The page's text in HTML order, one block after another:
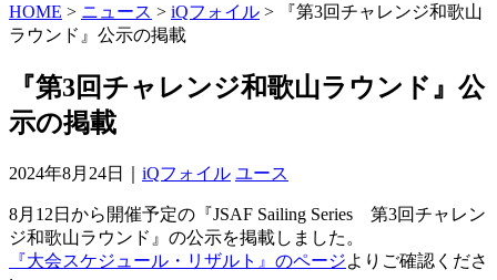
HOME > ニュース > iQフォイル >
『第3回チャレンジ和歌山
ラウンド』公示の掲載
『第3回チャレンジ和歌山ラウンド』公
示の掲載
2024年8月24日｜ iQフォイル ユース
8月12日から開催予定の『JSAF Sailing Series 第3回チャレン
ジ和歌山ラウンド』の公示を掲載しました。
『大会スケジュール・リザルト』のページよりご確認くださ